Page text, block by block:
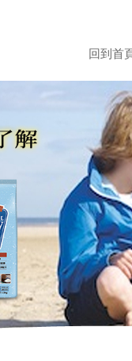
回到首